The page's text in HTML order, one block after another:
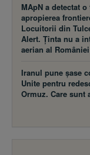
MApN a detectat
apropierea
Locuitorii din
Alert. Ținta nu a
aerian al României
Iranul pune șase
Unite pentru
Ormuz. Care sunt